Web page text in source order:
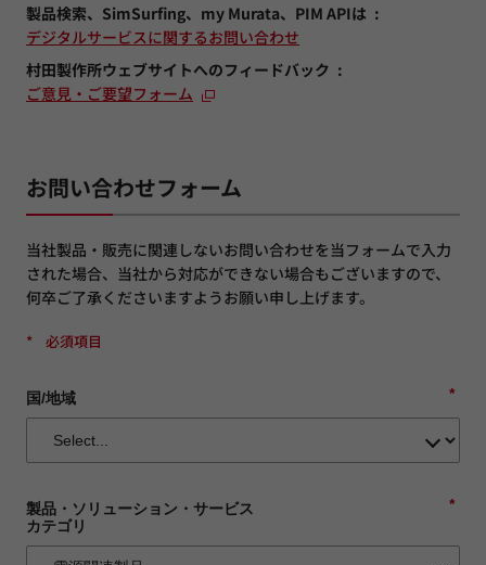
製品検索、SimSurfing、my Murata、PIM APIは
デジタルサービスに関するお問い合わせ
村田製作所ウェブサイトへのフィードバック
ご意見・ご要望フォーム
お問い合わせフォーム
当社製品・販売に関連しないお問い合わせを当フォームで入力
された場合、当社から対応ができない場合もございますので、
何卒ご了承くださいますようお願い申し上げます。
* 必須項目
*
国/地域
*
製品・ソリューション・サービス
カテゴリ